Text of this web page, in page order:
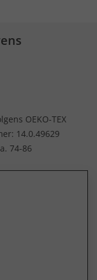
OEKO-TEX
14.0.49629
74-86